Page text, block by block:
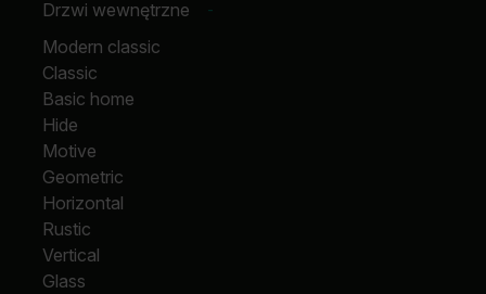
Drzwi wewnętrzne -
Modern classic
Classic
Basic home
Hide
Motive
Geometric
Horizontal
Rustic
Vertical
Glass